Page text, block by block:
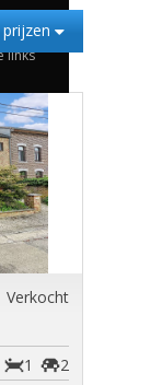
links
Verkocht
2
1